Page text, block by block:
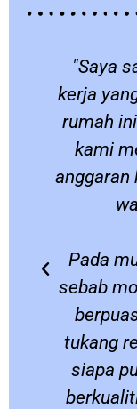
"Saya
kerja
rumah
kami
anggaran
Pada
sebab
tukang
siapa